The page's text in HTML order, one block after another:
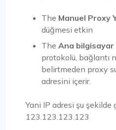
The Manuel Proxy
düğmesi etkin
The Ana bilgisayar
protokolü, bağlantı
belirtmeden proxy
adresini içerir.
Yani IP adresi şu şekilde
123.123.123.123